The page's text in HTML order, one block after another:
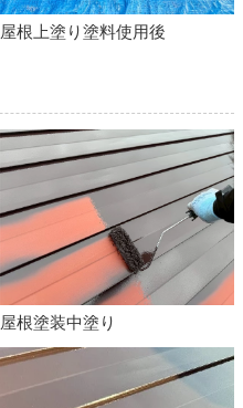
屋根上塗り塗料使用後
屋根塗装中塗り